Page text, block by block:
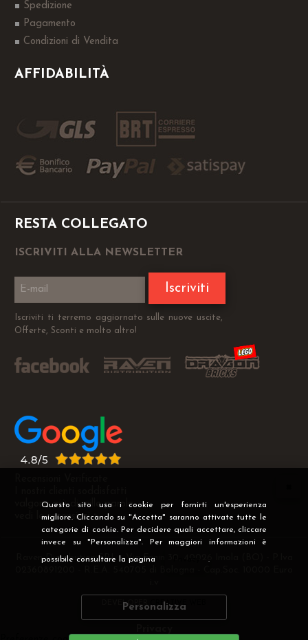
Questo sito usa i cookie per fornirti un'esperienza
migliore. Cliccando su "Accetta" saranno attivate tutte le
categorie di cookie. Per decidere quali accettare, cliccare
invece su "Personalizza". Per maggiori informazioni è
possibile consultare la pagina .
Personalizza
Spedizione
Pagamento
Condizioni di Vendita
AFFIDABILITÀ
RESTA COLLEGATO
ISCRIVITI ALLA NEWSLETTER
Iscriviti
Iscriviti ti terremo aggiornato sulle nuove uscite,
Offerte, Sconti e molto altro!
valgono più di mille parole
vedi le recensioni >
Raven Distribution SRL - Via Fanin 30, 40026 Imola (BO) - P.Iva
DEVELOPER CREATIVE WEB